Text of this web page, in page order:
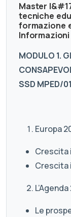
Master
tecniche
formazione
Informazioni
MODULO 1.
SSD MPED/
Europa
Crescita
Crescita
Le